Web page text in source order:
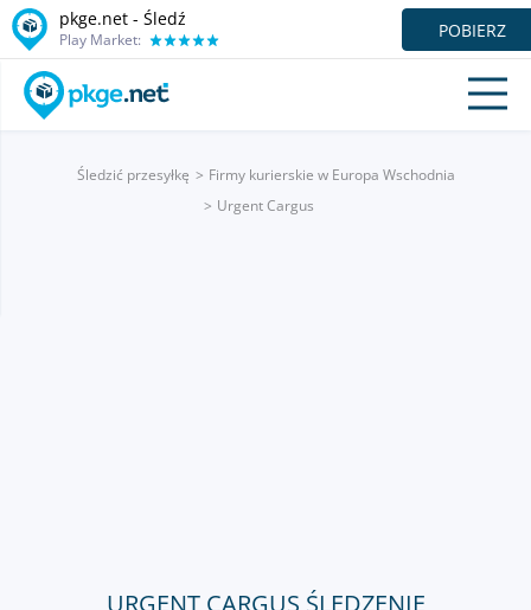
pkge.net - Śledź
Play Market: POBIERZ
Śledzić przesyłkę
Firmy kurierskie w Europa Wschodnia
Urgent Cargus
URGENT CARGUS ŚLEDZENIE